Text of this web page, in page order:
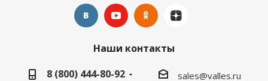
Наши контакты
8 (800) 444-80-92
sales@valles.ru